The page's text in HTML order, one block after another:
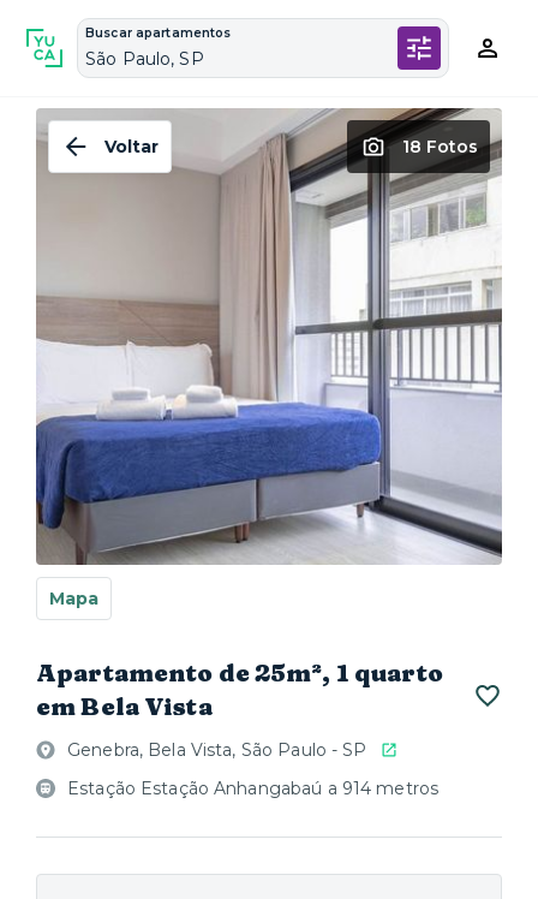
Buscar apartamentos
São Paulo, SP
Voltar 18 Fotos
Mapa
Apartamento de 25m², 1 quarto
em Bela Vista
Genebra, Bela Vista, São Paulo - SP
Estação Estação Anhangabaú a 914 metros